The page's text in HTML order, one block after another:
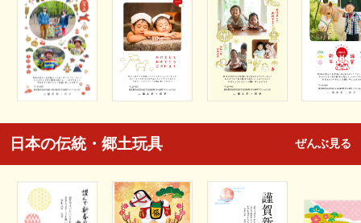
日本の伝統・郷土玩具 ぜんぶ見る